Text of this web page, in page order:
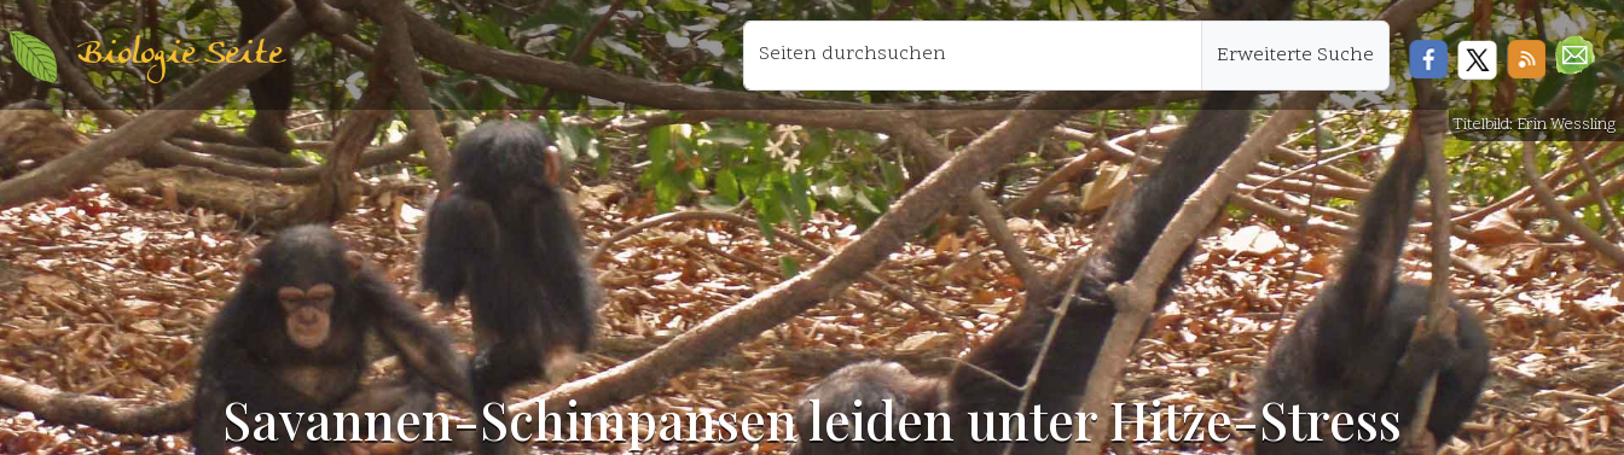
Biologie Seite Seiten durchsuchen Erweiterte Suche
Titelbild: Erin Wessling
Savannen-Schimpansen leiden unter Hitze-Stress